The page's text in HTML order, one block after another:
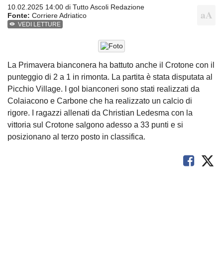
10.02.2025 14:00 di Tutto Ascoli Redazione
Fonte: Corriere Adriatico
VEDI LETTURE
La Primavera bianconera ha battuto anche il Crotone con il
punteggio di 2 a 1 in rimonta. La partita è stata disputata al
Picchio Village. I gol bianconeri sono stati realizzati da
Colaiacono e Carbone che ha realizzato un calcio di
rigore. I ragazzi allenati da Christian Ledesma con la
vittoria sul Crotone salgono adesso a 33 punti e si
posizionano al terzo posto in classifica.